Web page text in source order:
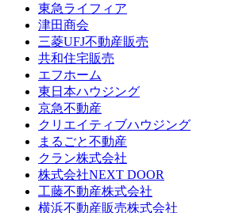
東急ライフィア
津田商会
三菱UFJ不動産販売
共和住宅販売
エフホーム
東日本ハウジング
京急不動産
クリエイティブハウジング
まるごと不動産
クラン株式会社
株式会社NEXT DOOR
工藤不動産株式会社
横浜不動産販売株式会社